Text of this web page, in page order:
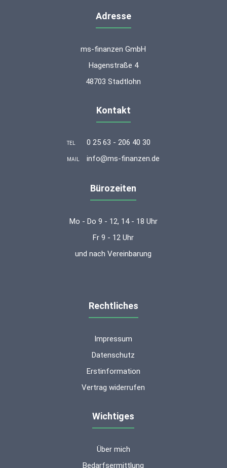
Adresse
ms-finanzen GmbH
Hagenstraße 4
48703 Stadtlohn
Kontakt
TEL 0 25 63 - 206 40 30
MAIL info@ms-finanzen.de
Bürozeiten
Mo - Do 9 - 12, 14 - 18 Uhr
Fr 9 - 12 Uhr
und nach Vereinbarung
Rechtliches
Impressum
Datenschutz
Erstinformation
Vertrag widerrufen
Wichtiges
Über mich
Bedarfsermittlungms-finanzen GmbH